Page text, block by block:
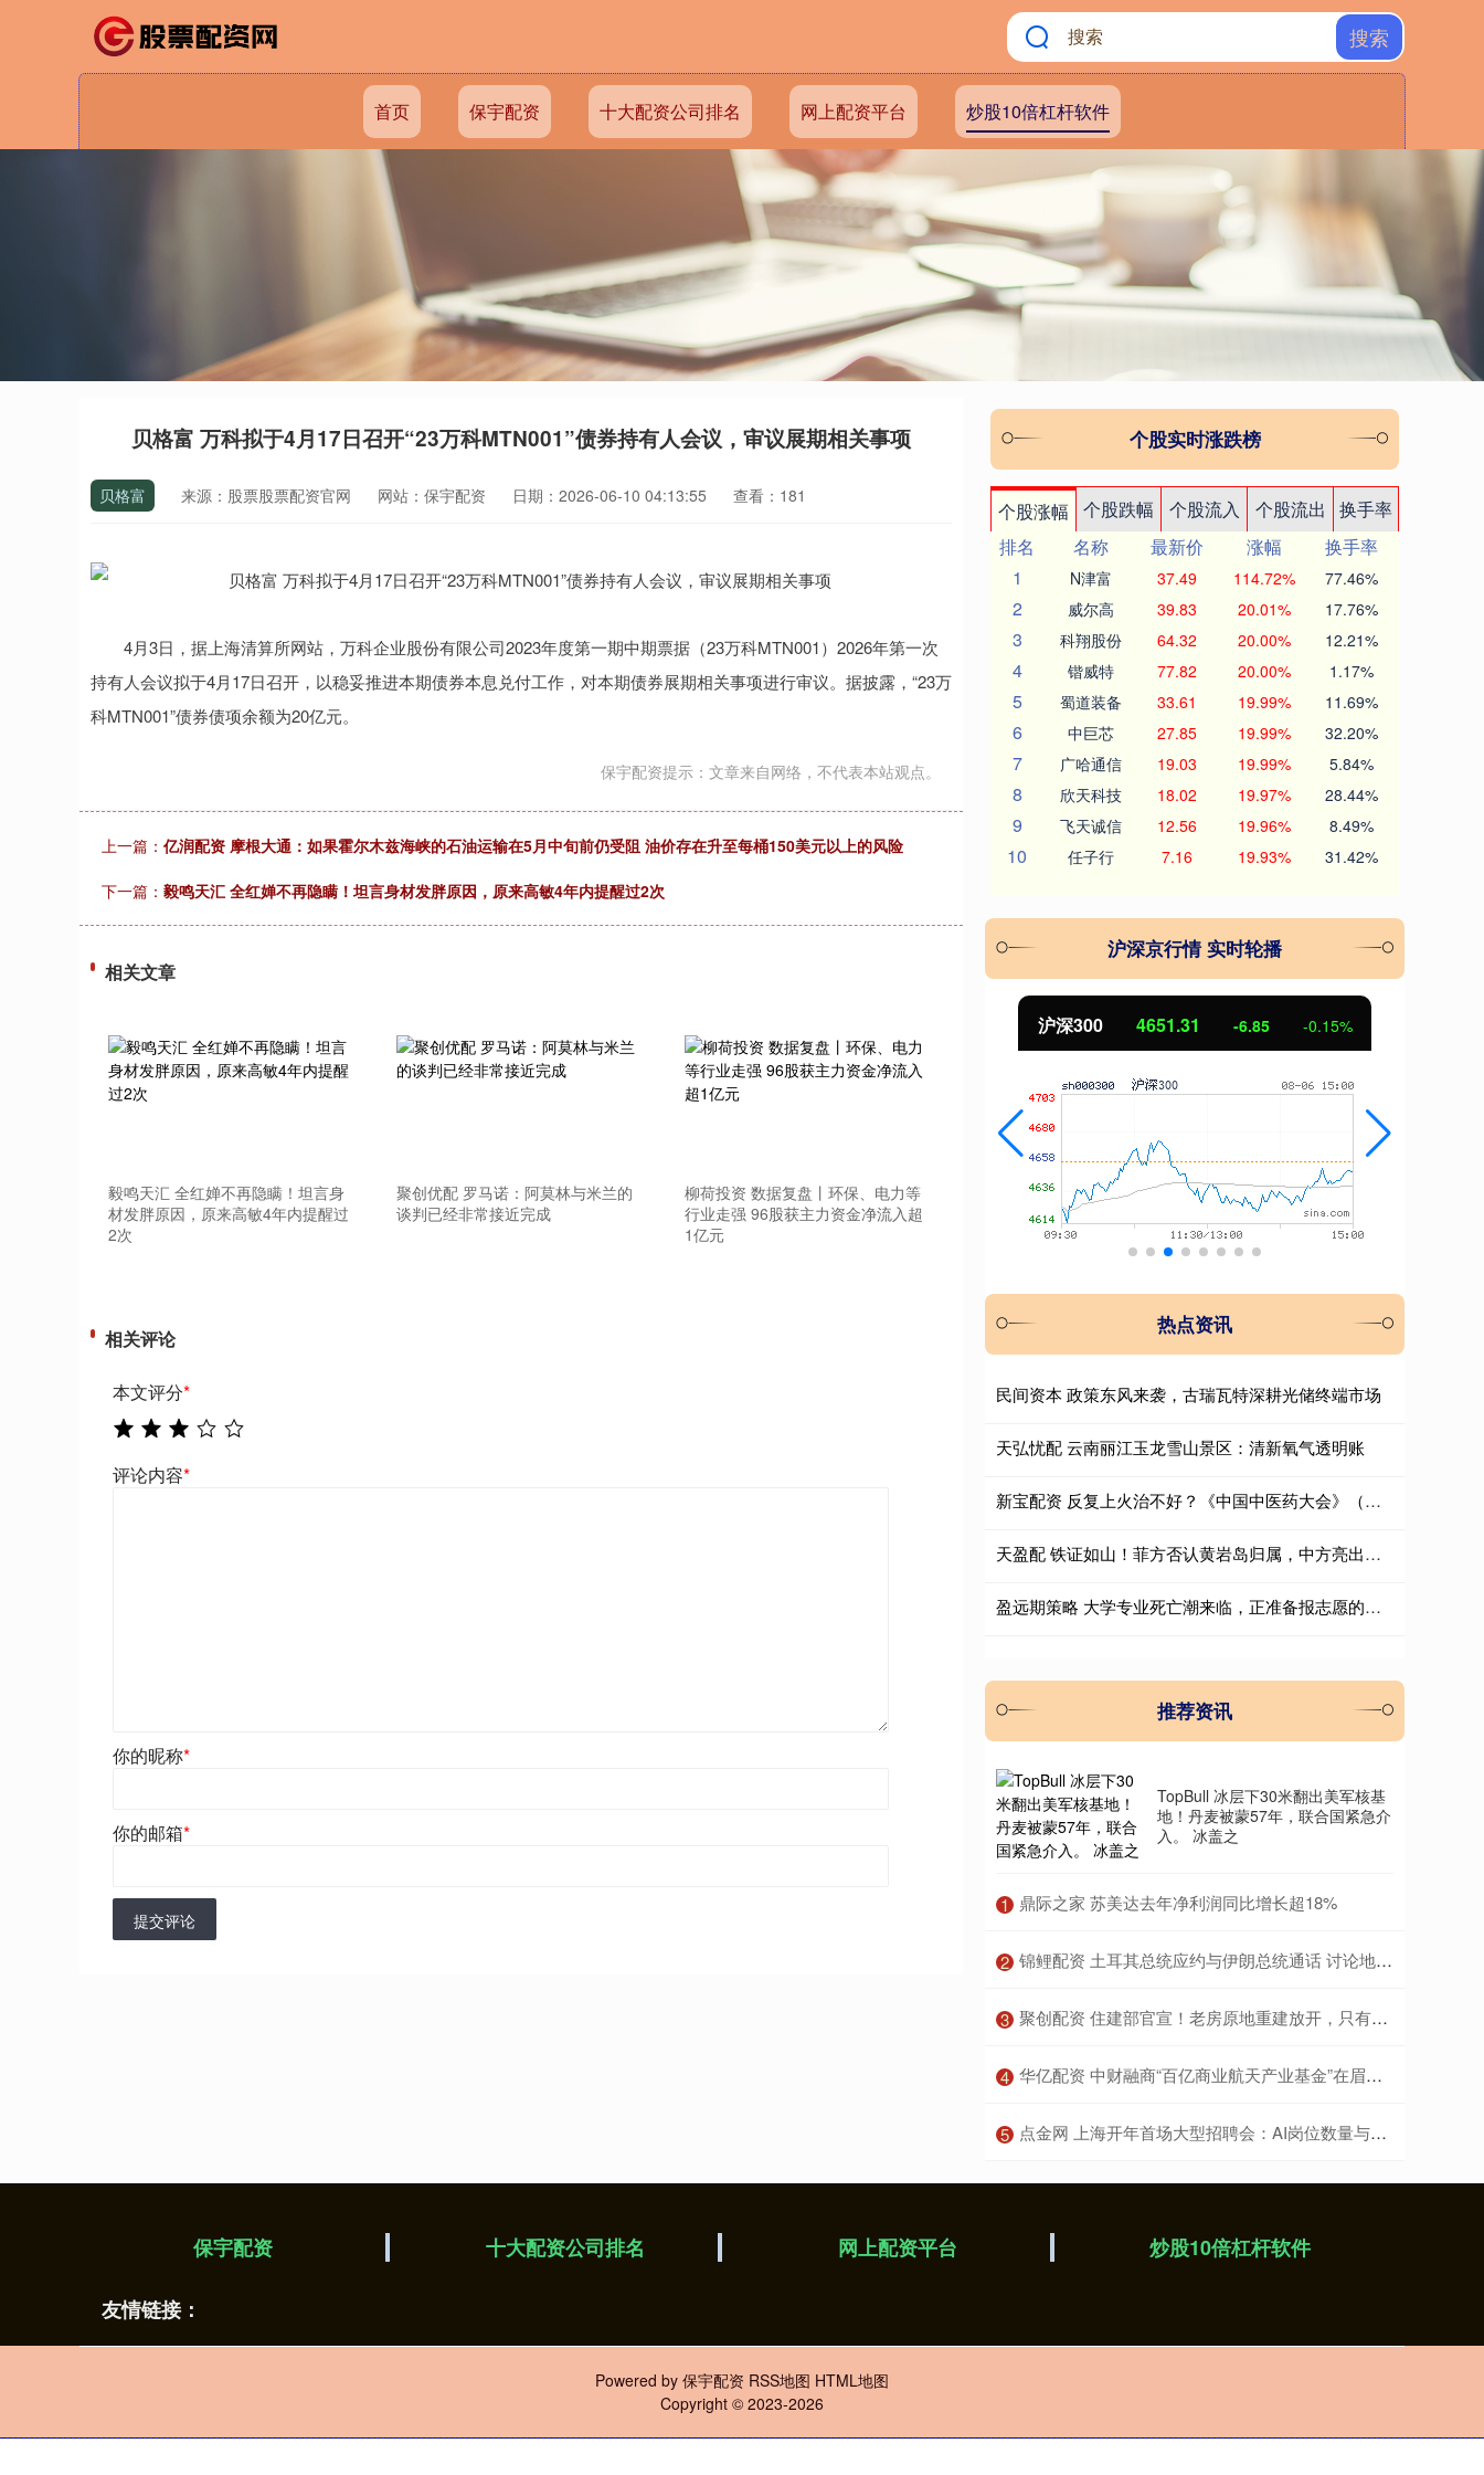
搜索
首页 保宇配资 十大配资公司排名 网上配资平台 炒股10倍杠杆软件
贝格富 万科拟于4月17日召开“23万科MTN001”债券持有人会议，审议展期相关事项
贝格富 来源：股票股票配资官网 网站：保宇配资 日期：2026-06-10 04:13:55 查看：181
4月3日，据上海清算所网站，万科企业股份有限公司2023年度第一期中期票据（23万科MTN001）2026年第一次
持有人会议拟于4月17日召开，以稳妥推进本期债券本息兑付工作，对本期债券展期相关事项进行审议。据披露，“23万
科MTN001”债券债项余额为20亿元。
保宇配资提示：文章来自网络，不代表本站观点。
上一篇： 亿润配资 摩根大通：如果霍尔木兹海峡的石油运输在5月中旬前仍受阻 油价存在升至每桶150美元以上的风险
下一篇： 毅鸣天汇 全红婵不再隐瞒！坦言身材发胖原因，原来高敏4年内提醒过2次
相关文章
毅鸣天汇 全红婵不再隐瞒！坦言身
材发胖原因，原来高敏4年内提醒过
2次
聚创优配 罗马诺：阿莫林与米兰的
谈判已经非常接近完成
柳荷投资 数据复盘丨环保、电力等
行业走强 96股获主力资金净流入超
1亿元
相关评论
本文评分*
评论内容*
你的昵称*
你的邮箱*
提交评论
个股实时涨跌榜
个股涨幅 个股跌幅 个股流入 个股流出
换手率
排名
名称 最新价 涨幅
换手率
1
N津富 37.49 114.72% 77.46%
2 威尔高 39.83 20.01% 17.76%
3 科翔股份 64.32 20.00% 12.21%
4 锴威特 77.82 20.00% 1.17%
5 蜀道装备 33.61 19.99% 11.69%
6 中巨芯 27.85 19.99% 32.20%
7 广哈通信 19.03 19.99% 5.84%
8 欣天科技 18.02 19.97% 28.44%
9 飞天诚信 12.56 19.96% 8.49%
10 任子行 7.16 19.93% 31.42%
沪深京行情 实时轮播
沪深300 4651.31 -6.85 -0.15%
热点资讯
民间资本 政策东风来袭，古瑞瓦特深耕光储终端市场
天弘忧配 云南丽江玉龙雪山景区：清新氧气透明账
新宝配资 反复上火治不好？《中国中医药大会》（第三季）带您掌握“清润平调”的去火良方
天盈配 铁证如山！菲方否认黄岩岛归属，中方亮出铁证，马科斯还敢狡辩？
盈远期策略 大学专业死亡潮来临，正准备报志愿的高考生傻眼了
推荐资讯
TopBull 冰层下30米翻出美军核基
地！丹麦被蒙57年，联合国紧急介
入。 冰盖之
1 ​鼎际之家 苏美达去年净利润同比增长超18%
2 ​锦鲤配资 土耳其总统应约与伊朗总统通话 讨论地区局势
3 ​聚创配资 住建部官宣！老房原地重建放开，只有这几类房子能办，速看
4 ​华亿配资 中财融商“百亿商业航天产业基金”在眉山市正式发布
5 ​点金网 上海开年首场大型招聘会：AI岗位数量与薪酬双增长
保宇配资 十大配资公司排名 网上配资平台 炒股10倍杠杆软件
友情链接：
Powered by 保宇配资 RSS地图 HTML地图
Copyright © 2023-2026